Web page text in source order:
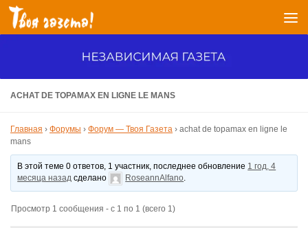
Перейти к содержимому
ACHAT DE TOPAMAX EN LIGNE LE MANS
Главная › Форумы › Форум — Твоя Газета › achat de topamax en ligne le
mans
В этой теме 0 ответов, 1 участник, последнее обновление 1 год, 4
месяца назад сделано RoseannAlfano.
Просмотр 1 сообщения - с 1 по 1 (всего 1)